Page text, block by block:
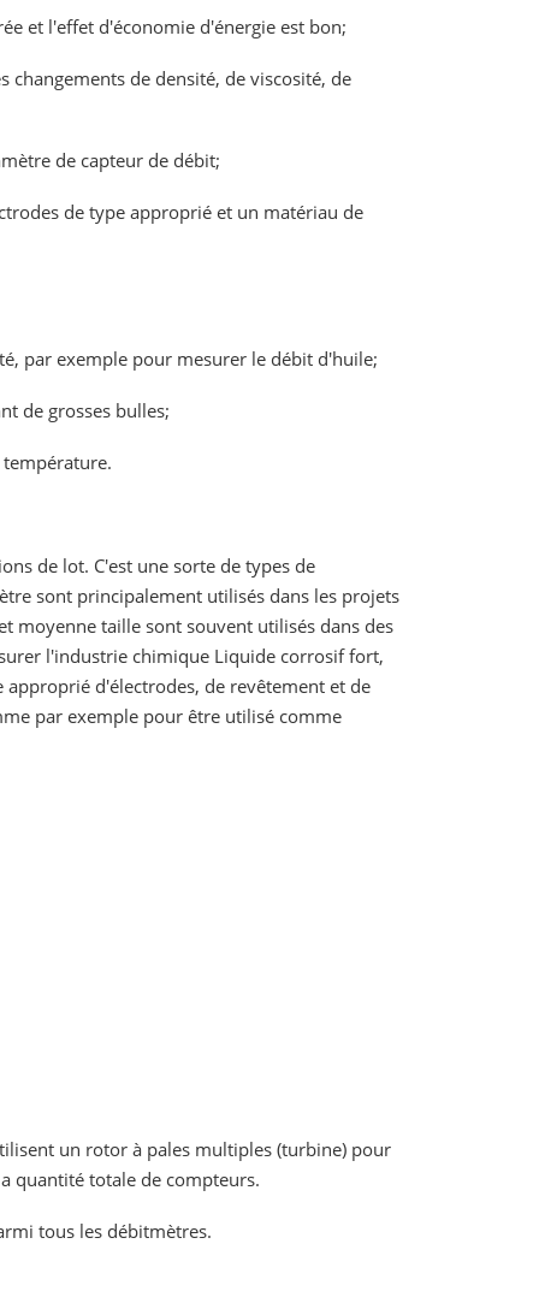
et l'effet d'économie d'énergie est bon;
de densité, de viscosité, de
de capteur de débit;
de type approprié et un matériau de
par exemple pour mesurer le débit d'huile;
de grosses bulles;
de lot. C'est une sorte de types de
sont principalement utilisés dans les projets
moyenne taille sont souvent utilisés dans des
l'industrie chimique Liquide corrosif fort,
d'électrodes, de revêtement et de
par exemple pour être utilisé comme
un rotor à pales multiples (turbine) pour
quantité totale de compteurs.
tous les débitmètres.